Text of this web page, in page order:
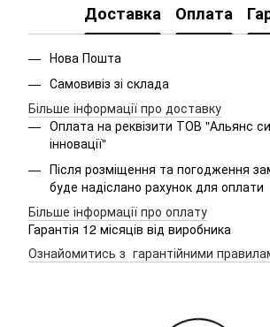
Доставка Оплата
Нова Пошта
Самовивіз зі склада
Більше інформації про доставку
Оплата на реквізити ТОВ "Альянс
інновації"
Після розміщення та погодження
буде надіслано рахунок для оплати
Більше інформації про оплату
Гарантія 12 місяців від виробника
Ознайомитись з гарантійними